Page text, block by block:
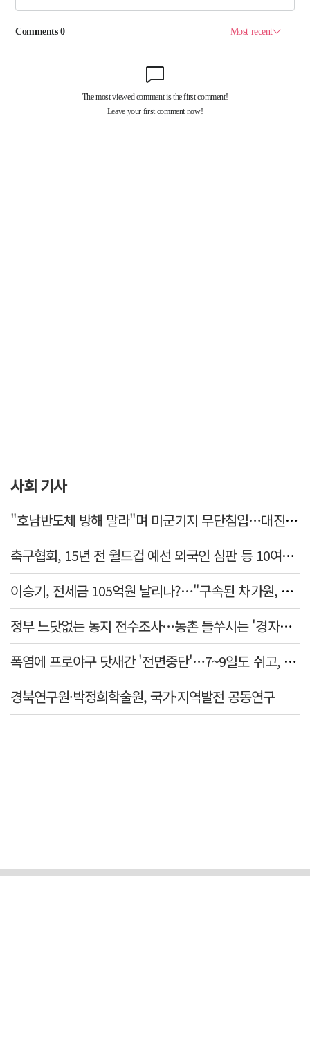
사회 기사
"호남반도체 방해 말라"며 미군기지 무단침입…대진연 회원 3명 '구속'
축구협회, 15년 전 월드컵 예선 외국인 심판 등 10여명에 '성 접대'
이승기, 전세금 105억원 날리나?…"구속된 차가원, 형사 범죄 영역"
정부 느닷없는 농지 전수조사…농촌 들쑤시는 '경자유전'의 칼날
폭염에 프로야구 닷새간 '전면중단'…7~9일도 쉬고, 11일 재개
경북연구원·박정희학술원, 국가·지역발전 공동연구